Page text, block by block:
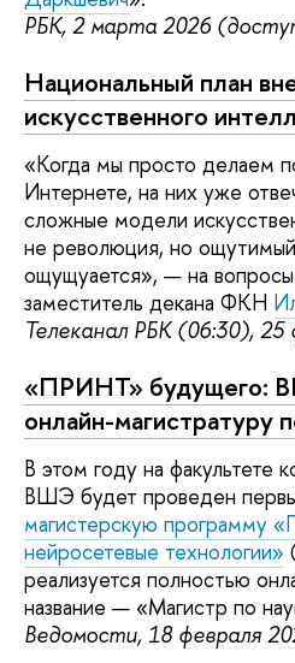
РБК, 2 марта 2026
Национальный план
искусственного
«Когда мы просто делаем
Интернете, на них уже
сложные модели
не революция, но
ощущуается», — на
заместитель декана ФКН
Телеканал РБК (06:30), 25
«ПРИНТ» будущего:
онлайн-магистратуру
В этом году на факультете
ВШЭ будет проведен
магистерскую программу
нейросетевые технологии»
реализуется полностью
название — «Магистр по
Ведомости, 18 февраля